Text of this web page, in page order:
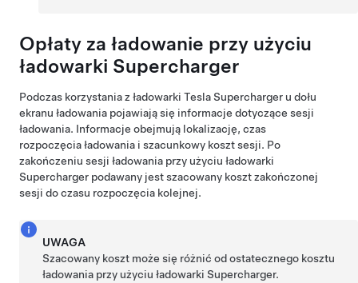
Opłaty za ładowanie przy użyciu
ładowarki Supercharger
Podczas korzystania z ładowarki Tesla Supercharger u dołu
ekranu ładowania pojawiają się informacje dotyczące sesji
ładowania. Informacje obejmują lokalizację, czas
rozpoczęcia ładowania i szacunkowy koszt sesji. Po
zakończeniu sesji ładowania przy użyciu ładowarki
Supercharger podawany jest szacowany koszt zakończonej
sesji do czasu rozpoczęcia kolejnej.
UWAGA
Szacowany koszt może się różnić od ostatecznego kosztu
ładowania przy użyciu ładowarki Supercharger.